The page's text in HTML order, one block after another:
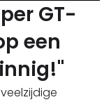
GT-
een